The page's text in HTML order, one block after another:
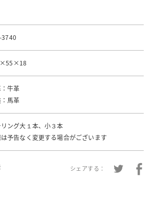
3740
牛革
馬革
ング大１本、小３本
予告なく変更する場合がございます
シェアする：